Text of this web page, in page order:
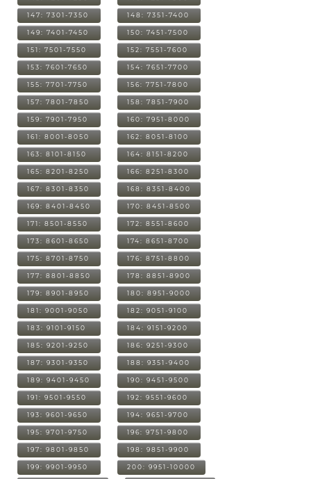
147: 7301-7350 148: 7351-7400
149: 7401-7450 150: 7451-7500
151: 7501-7550 152: 7551-7600
153: 7601-7650 154: 7651-7700
155: 7701-7750 156: 7751-7800
157: 7801-7850 158: 7851-7900
159: 7901-7950 160: 7951-8000
161: 8001-8050 162: 8051-8100
163: 8101-8150 164: 8151-8200
165: 8201-8250 166: 8251-8300
167: 8301-8350 168: 8351-8400
169: 8401-8450 170: 8451-8500
171: 8501-8550 172: 8551-8600
173: 8601-8650 174: 8651-8700
175: 8701-8750 176: 8751-8800
177: 8801-8850 178: 8851-8900
179: 8901-8950 180: 8951-9000
181: 9001-9050 182: 9051-9100
183: 9101-9150 184: 9151-9200
185: 9201-9250 186: 9251-9300
187: 9301-9350 188: 9351-9400
189: 9401-9450 190: 9451-9500
191: 9501-9550 192: 9551-9600
193: 9601-9650 194: 9651-9700
195: 9701-9750 196: 9751-9800
197: 9801-9850 198: 9851-9900
199: 9901-9950 200: 9951-10000